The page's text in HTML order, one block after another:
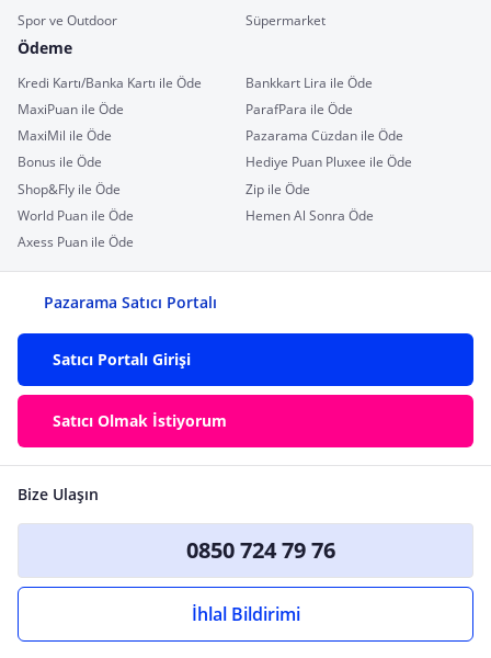
Spor ve Outdoor
Süpermarket
Ödeme
Kredi Kartı/Banka Kartı ile Öde
Bankkart Lira ile Öde
MaxiPuan ile Öde
ParafPara ile Öde
MaxiMil ile Öde
Pazarama Cüzdan ile Öde
Bonus ile Öde
Hediye Puan Pluxee ile Öde
Shop&Fly ile Öde
Zip ile Öde
World Puan ile Öde
Hemen Al Sonra Öde
Axess Puan ile Öde
Pazarama Satıcı Portalı
Satıcı Portalı Girişi
Satıcı Olmak İstiyorum
Bize Ulaşın
0850 724 79 76
İhlal Bildirimi